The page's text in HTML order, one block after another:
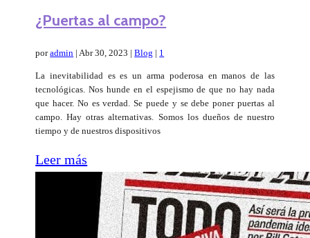
¿Puertas al campo?
poradmin | Abr 30, 2023 |Blog | 1
La inevitabilidad es es un arma poderosa en manos de las
tecnológicas. Nos hunde en el espejismo de que no hay nada
que hacer. No es verdad. Se puede y se debe poner puertas al
campo. Hay otras alternativas. Somos los dueños de nuestro
tiempo y de nuestros dispositivos
Leer más